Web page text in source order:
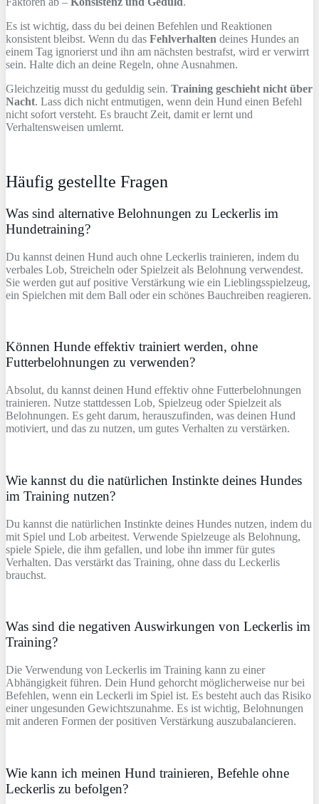
Es ist wichtig, dass du bei deinen Befehlen und Reaktionen
konsistent bleibst. Wenn du das Fehlverhalten deines Hundes an
einem Tag ignorierst und ihn am nächsten bestrafst, wird er verwirrt
sein. Halte dich an deine Regeln, ohne Ausnahmen.
Gleichzeitig musst du geduldig sein. Training geschieht nicht über
Nacht. Lass dich nicht entmutigen, wenn dein Hund einen Befehl
nicht sofort versteht. Es braucht Zeit, damit er lernt und
Verhaltensweisen umlernt.
Häufig gestellte Fragen
Was sind alternative Belohnungen zu Leckerlis im
Hundetraining?
Du kannst deinen Hund auch ohne Leckerlis trainieren, indem du
verbales Lob, Streicheln oder Spielzeit als Belohnung verwendest.
Sie werden gut auf positive Verstärkung wie ein Lieblingsspielzeug,
ein Spielchen mit dem Ball oder ein schönes Bauchreiben reagieren.
Können Hunde effektiv trainiert werden, ohne
Futterbelohnungen zu verwenden?
Absolut, du kannst deinen Hund effektiv ohne Futterbelohnungen
trainieren. Nutze stattdessen Lob, Spielzeug oder Spielzeit als
Belohnungen. Es geht darum, herauszufinden, was deinen Hund
motiviert, und das zu nutzen, um gutes Verhalten zu verstärken.
Wie kannst du die natürlichen Instinkte deines Hundes
im Training nutzen?
Du kannst die natürlichen Instinkte deines Hundes nutzen, indem du
mit Spiel und Lob arbeitest. Verwende Spielzeuge als Belohnung,
spiele Spiele, die ihm gefallen, und lobe ihn immer für gutes
Verhalten. Das verstärkt das Training, ohne dass du Leckerlis
brauchst.
Was sind die negativen Auswirkungen von Leckerlis im
Training?
Die Verwendung von Leckerlis im Training kann zu einer
Abhängigkeit führen. Dein Hund gehorcht möglicherweise nur bei
Befehlen, wenn ein Leckerli im Spiel ist. Es besteht auch das Risiko
einer ungesunden Gewichtszunahme. Es ist wichtig, Belohnungen
mit anderen Formen der positiven Verstärkung auszubalancieren.
Wie kann ich meinen Hund trainieren, Befehle ohne
Leckerlis zu befolgen?